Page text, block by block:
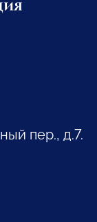
пер., д.7.